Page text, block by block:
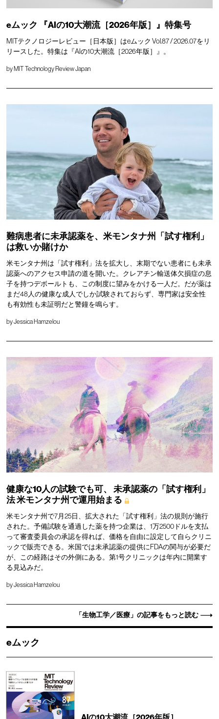
eムック 『AIの10大潮流［2026年版］』特集号
MITテクノロジーレビュー［日本版］はeムック Vol.87 / 2026.07をリ
リースした。特集は『AIの10大潮流［2026年版］』。
byMIT Technology Review Japan
難病患者に未承認薬を、米モンタナ州「試す権利」
は救いか賭けか
米モンタナ州は「試す権利」法を拡大し、末期でない患者にも未承
認薬へのアクセス申請の道を開いた。クレアチン輸送体欠損症の息
子を持つデボールトも、この制度に望みをかける一人だ。だが薬は
まだ48人の健康な成人でしか試験されておらず、専門家は安全性
も有効性も未証明だと警鐘を鳴らす。
byJessica Hamzelou
健康な10人の試験でも可、
未承認薬の「試す権利」
法米モンタナ州で運用始まる
米モンタナ州で7月25日、拡大された「試す権利」法の規則が施行
された。予備試験を通過した薬を持つ企業は、1万2500ドルを支払
って審査委員会の承認を得れば、価格を自由に設定して自らクリニ
ックで販売できる。米国では未承認薬の提供にFDAの関与が必要だ
が、この経路はその外側にある。第1号クリニックは年内に開業す
る見込みだ。
byJessica Hamzelou
「生物工学／医療」の記事をもっと読む
eムック